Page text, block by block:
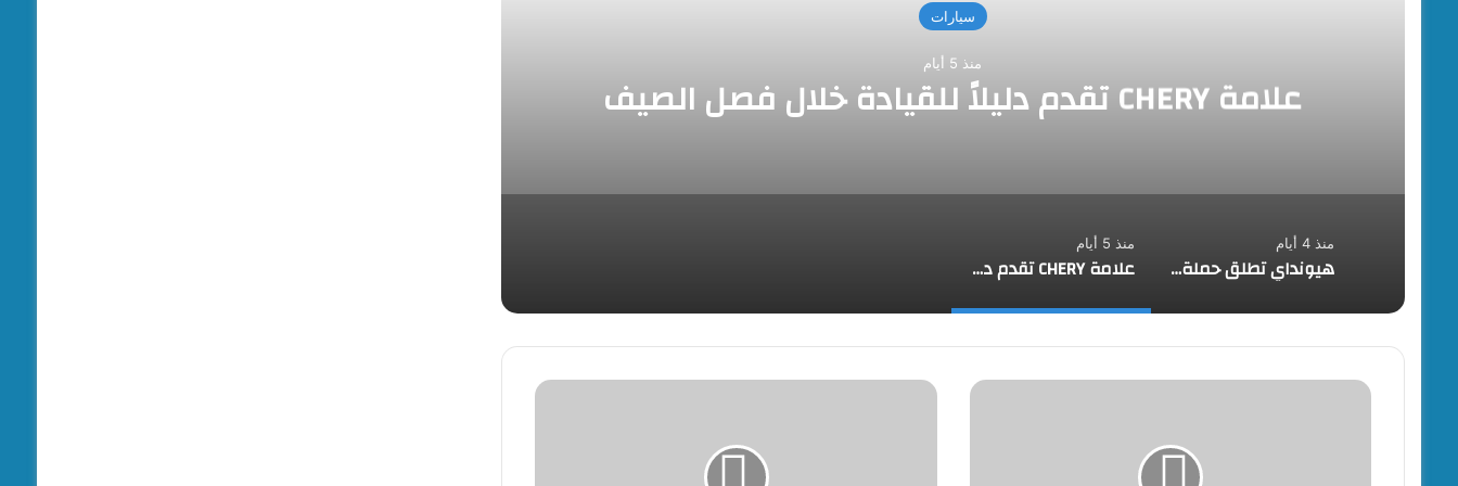
سيارات
منذ 5 أيام
علامة CHERY تقدم دليلاً للقيادة خلال فصل الصيف
منذ 4 أيام
هيونداي تطلق حملة “راحة بالك” لتمكين العملاء من اتخاذ قرارات أكثر ذكاءً عند امتلاك السيارات
منذ 5 أيام
علامة CHERY تقدم دليلاً للقيادة خلال فصل الصيف
محكمة
جنرال